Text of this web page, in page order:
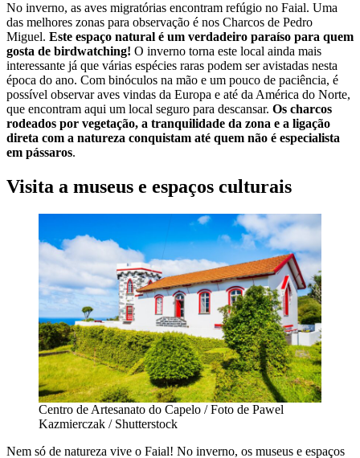
No inverno, as aves migratórias encontram refúgio no Faial. Uma
das melhores zonas para observação é nos Charcos de Pedro
Miguel. Este espaço natural é um verdadeiro paraíso para quem
gosta de birdwatching! O inverno torna este local ainda mais
interessante já que várias espécies raras podem ser avistadas nesta
época do ano. Com binóculos na mão e um pouco de paciência, é
possível observar aves vindas da Europa e até da América do Norte,
que encontram aqui um local seguro para descansar. Os charcos
rodeados por vegetação, a tranquilidade da zona e a ligação
direta com a natureza conquistam até quem não é especialista
em pássaros.
Visita a museus e espaços culturais
Centro de Artesanato do Capelo / Foto de Pawel
Kazmierczak / Shutterstock
Nem só de natureza vive o Faial! No inverno, os museus e espaços